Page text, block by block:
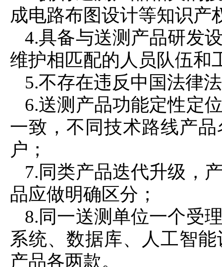
成电路布图设计等知识产
4.具备与送测产品研发
维护相匹配的人员队伍和
5.不存在违反中国法律
6.送测产品功能定性定
一致，不同技术路线产
户；
7.同类产品迭代升级，
品应做明确区分；
8.同一送测单位一个受
系统、数据库、人工智
产品各两款。